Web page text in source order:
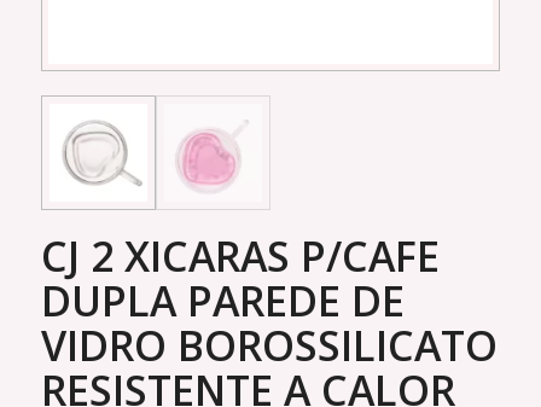
CJ 2 XICARAS P/CAFE
DUPLA PAREDE DE
VIDRO BOROSSILICATO
RESISTENTE A CALOR